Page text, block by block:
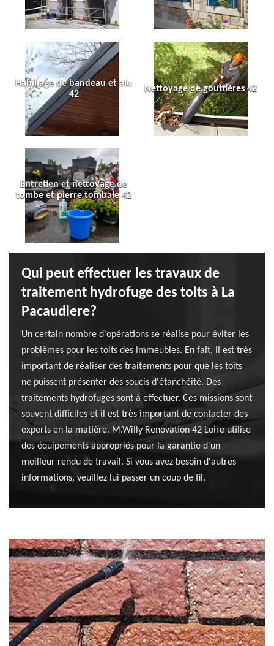
Habillage de bandeau et alu
42
Nettoyage de gouttières 42
Entretien et nettoyage de
tombe et pierre tombale 42
Qui peut effectuer les travaux de
traitement hydrofuge des toits à La
Pacaudiere?
Un certain nombre d'opérations se réalise pour éviter les
problèmes pour les toits des immeubles. En fait, il est très
important de réaliser des traitements pour que les toits
ne puissent présenter des soucis d'étanchéité. Des
traitements hydrofuges sont à effectuer. Ces missions sont
souvent difficiles et il est très important de contacter des
experts en la matière. M.Willy Renovation 42 Loire utilise
des équipements appropriés pour la garantie d'un
meilleur rendu de travail. Si vous avez besoin d'autres
informations, veuillez lui passer un coup de fil.